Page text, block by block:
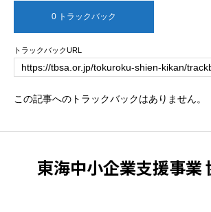
0 トラックバック
トラックバックURL
この記事へのトラックバックはありません。
東海中小企業支援事業